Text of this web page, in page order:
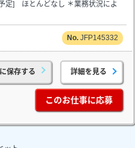
定] ほとんどなし ＊業務状況によ
JFP145332
保存する 詳細を見る
このお仕事に応募